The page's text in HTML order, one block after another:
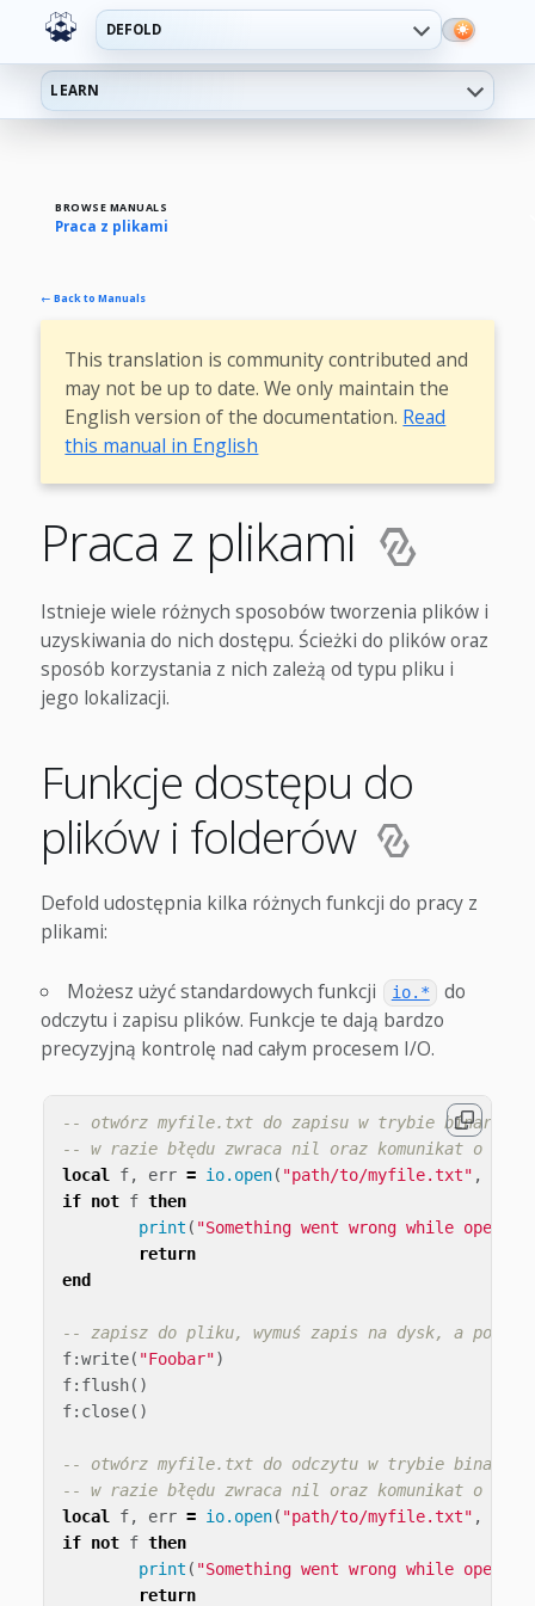
DEFOLD
LEARN
BROWSE MANUALS
Praca z plikami
← Back to Manuals
This translation is community contributed and
may not be up to date. We only maintain the
English version of the documentation. Read
this manual in English
Praca z plikami
Istnieje wiele różnych sposobów tworzenia plików i
uzyskiwania do nich dostępu. Ścieżki do plików oraz
sposób korzystania z nich zależą od typu pliku i
jego lokalizacji.
Funkcje dostępu do
plików i folderów
Defold udostępnia kilka różnych funkcji do pracy z
plikami:
Możesz użyć standardowych funkcji io.*
do
odczytu i zapisu plików. Funkcje te dają bardzo
precyzyjną kontrolę nad całym procesem I/O.
-- otwórz myfile.txt do zapisu w trybie binarnym
-- w razie błędu zwraca nil oraz komunikat o
local
f, err = io.open( "path/to/myfile.txt" ,
if not f then
print ( "Something went wrong while
return
end
-- zapisz do pliku, wymuś zapis na dysk, a potem
f:write( "Foobar")
f: flush()
f: close()
-- otwórz myfile.txt do odczytu w trybie binarnym
-- w razie błędu zwraca nil oraz komunikat o
local
f, err = io.open( "path/to/myfile.txt" ,
if not f then
print ( "Something went wrong while
return